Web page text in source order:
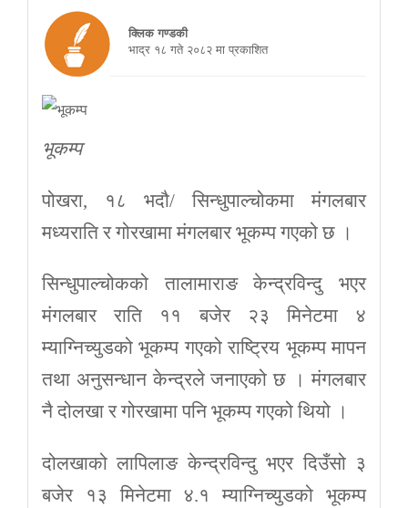
क्लिक गण्डकी
भाद्र १८ गते २०८२ मा प्रकाशित
भूकम्प
पोखरा, १८ भदौ/ सिन्धुपाल्चोकमा मंगलबार
मध्यराति र गोरखामा मंगलबार भूकम्प गएको छ ।
सिन्धुपाल्चोकको तालामाराङ केन्द्रविन्दु भएर
मंगलबार राति ११ बजेर २३ मिनेटमा ४
म्याग्निच्युडको भूकम्प गएको राष्ट्रिय भूकम्प मापन
तथा अनुसन्धान केन्द्रले जनाएको छ । मंगलबार
नै दोलखा र गोरखामा पनि भूकम्प गएको थियो ।
दोलखाको लापिलाङ केन्द्रविन्दु भएर दिउँसो ३
बजेर १३ मिनेटमा ४.१ म्याग्निच्युडको भूकम्प